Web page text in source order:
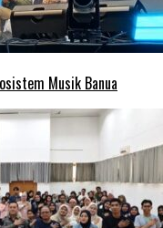
Musik Banua